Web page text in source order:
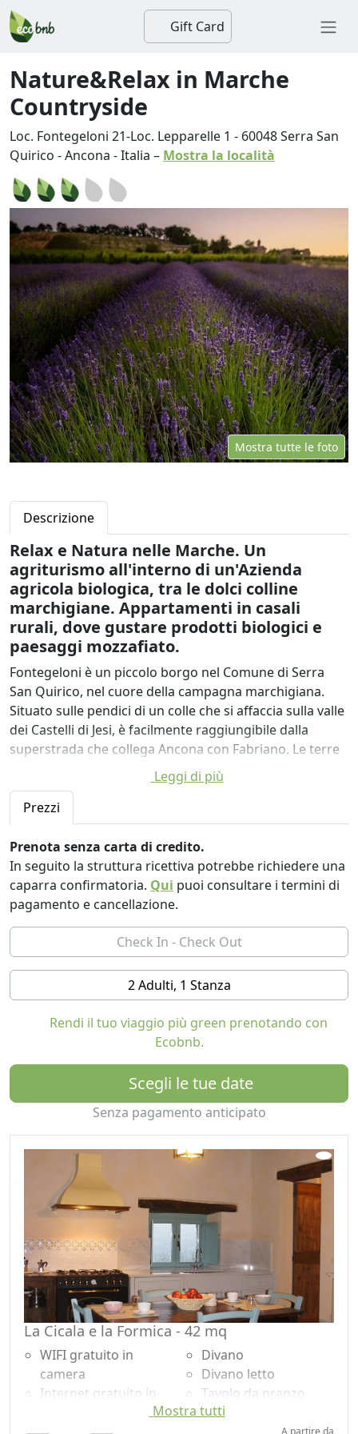
Gift Card
Nature&Relax in Marche
Countryside
Loc. Fontegeloni 21-Loc. Lepparelle 1 - 60048Serra San
Quirico -Ancona -Italia – Mostra la località
Mostra tutte le foto
Descrizione
Relax e Natura nelle Marche. Un
agriturismo all'interno di un'Azienda
agricola biologica, tra le dolci colline
marchigiane. Appartamenti in casali
rurali, dove gustare prodotti biologici e
paesaggi mozzafiato.
Fontegeloni è un piccolo borgo nel Comune di Serra
San Quirico, nel cuore della campagna marchigiana.
Situato sulle pendici di un colle che si affaccia sulla valle
dei Castelli di Jesi, è facilmente raggiungibile dalla
superstrada che collega Ancona con Fabriano. Le terre
dell'azienda sono caratterizzate dai vigneti doc di
Verdicchio - circa 27 ettari - e dalla coltivazione di
cereali. Tutti i terreni sono in agricoltura biologica. Dagli
ulivi, dagli alberi da frutto, dagli ortaggi, e dalle piante
officinali si ottengono prodotti di qualità che rispettano
la natura e le tradizioni dei luoghi. Le camere e gli
appartamenti si trovano in vecchi casali ristrutturati in
bio-edilizia, utilizzando materiali naturali ed ecologici
con mobili della tradizione ed artigianato locali.
Leggi di più
Prezzi
Prenota senza carta di credito.
In seguito la struttura ricettiva potrebbe richiedere una
caparra confirmatoria. Qui puoi consultare i termini di
pagamento e cancellazione.
2 Adulti, 1 Stanza
Rendi il tuo viaggio più green prenotando con
Ecobnb.
Scegli le tue date
Senza pagamento anticipato
La Cicala e la Formica - 42 mq
WIFI gratuito in
camera
Internet gratuito in
Divano
Divano letto
Tavolo da pranzo
Utensili da cucina
Mostra tutti
A partire da